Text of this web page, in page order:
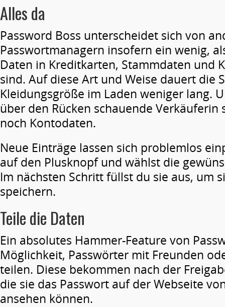
Alles da
Password Boss unterscheidet sich von
Passwortmanagern insofern ein wenig,
Daten in Kreditkarten, Stammdaten und
sind. Auf diese Art und Weise dauert die
Kleidungsgröße im Laden weniger lang.
über den Rücken schauende Verkäuferin
noch Kontodaten.
Neue Einträge lassen sich problemlos
auf den Plusknopf und wählst die
Im nächsten Schritt füllst du sie aus, um
speichern.
Teile die Daten
Ein absolutes Hammer-Feature von
Möglichkeit, Passwörter mit Freunden
teilen. Diese bekommen nach der
die sie das Passwort auf der Webseite
ansehen können.